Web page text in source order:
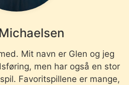
Mit navn er Glen og jeg
men har også en stor
Favoritspillene er mange,